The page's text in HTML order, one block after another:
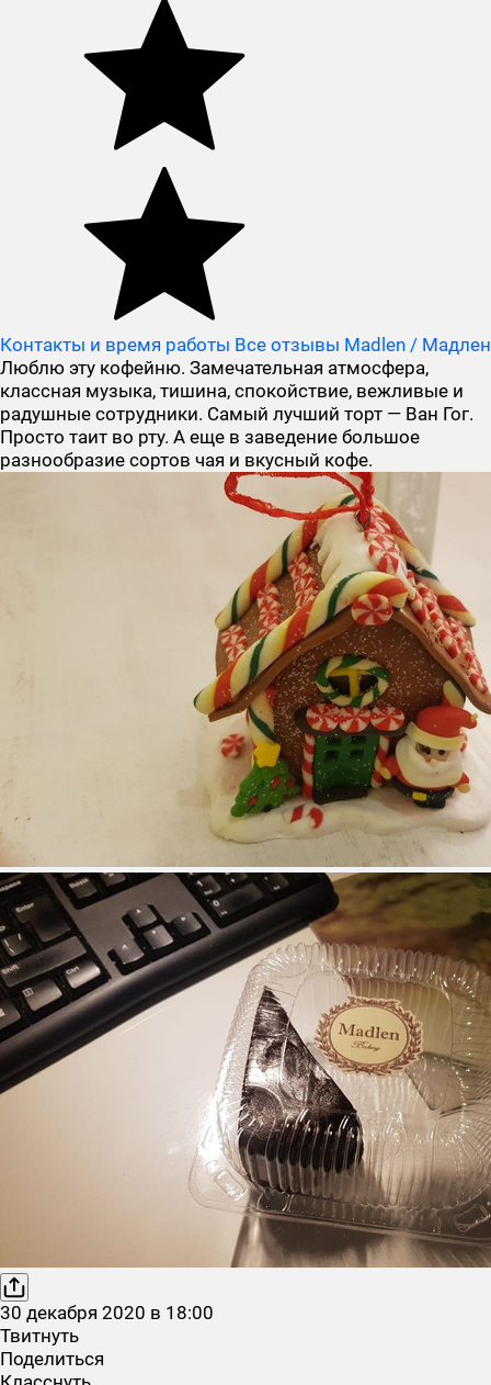
Контакты и время работы Все отзывы Madlen / Мадлен
Люблю эту кофейню. Замечательная атмосфера,
классная музыка, тишина, спокойствие, вежливые и
радушные сотрудники. Самый лучший торт — Ван Гог.
Просто таит во рту. А еще в заведение большое
разнообразие сортов чая и вкусный кофе.
30 декабря 2020 в 18:00
Твитнуть
Поделиться